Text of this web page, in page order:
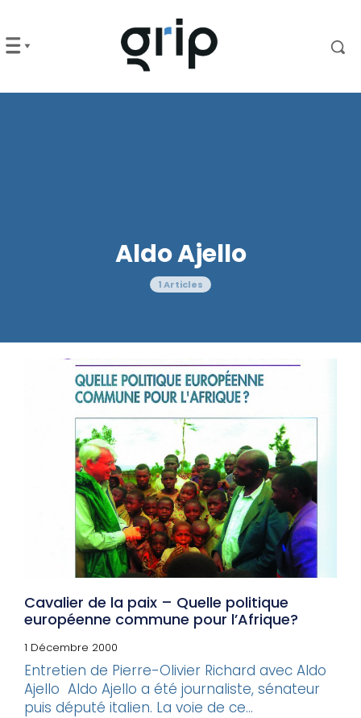
Aldo Ajello
1 Articles
Cavalier de la paix – Quelle politique
européenne commune pour l’Afrique?
1 Décembre 2000
Entretien de Pierre-Olivier Richard avec Aldo
Ajello Aldo Ajello a été journaliste, sénateur
puis député italien. La voie de ce...